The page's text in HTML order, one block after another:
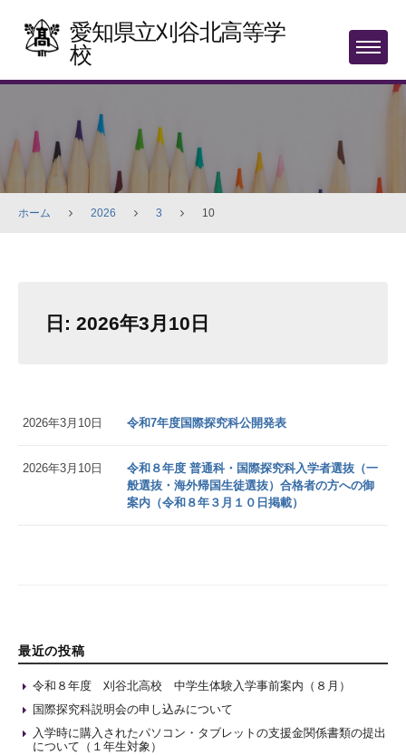
content
愛知県立刈谷北高等学
校
MENU
ホーム 2026 3 10
日: 2026年3月10日
2026年3月10日 令和7年度国際探究科公開発表
2026年3月10日
令和８年度 普通科・国際探究科入学者選抜（一
般選抜・海外帰国生徒選抜）合格者の方への御
案内（令和８年３月１０日掲載）
最近の投稿
令和８年度 刈谷北高校 中学生体験入学事前案内（８月）
国際探究科説明会の申し込みについて
入学時に購入されたパソコン・タブレットの支援金関係書類の提出
について（１年生対象）